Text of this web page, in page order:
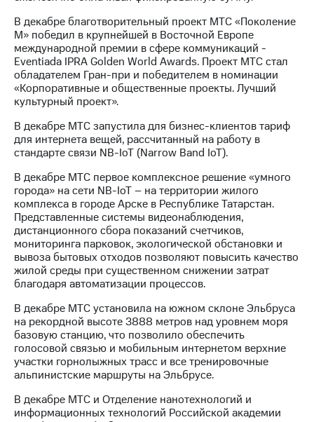
В декабре благотворительный проект МТС «Поколение
М» победил в крупнейшей в Восточной Европе
международной премии в сфере коммуникаций -
Eventiada IPRA Golden World Awards. Проект МТС стал
обладателем Гран-при и победителем в номинации
«Корпоративные и общественные проекты. Лучший
культурный проект».
В декабре МТС запустила для бизнес-клиентов тариф
для интернета вещей, рассчитанный на работу в
стандарте связи NB-IoT (Narrow Band IoT).
В декабре МТС первое комплексное решение «умного
города» на сети NB-IoT – на территории жилого
комплекса в городе Арске в Республике Татарстан.
Представленные системы видеонаблюдения,
дистанционного сбора показаний счетчиков,
мониторинга парковок, экологической обстановки и
вывоза бытовых отходов позволяют повысить качество
жилой среды при существенном снижении затрат
благодаря автоматизации процессов.
В декабре МТС установила на южном склоне Эльбруса
на рекордной высоте 3888 метров над уровнем моря
базовую станцию, что позволило обеспечить
голосовой связью и мобильным интернетом верхние
участки горнолыжных трасс и все тренировочные
альпинистские маршруты на Эльбрусе.
В декабре МТС и Отделение нанотехнологий и
информационных технологий Российской академии